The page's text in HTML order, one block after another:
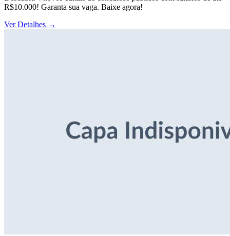
R$10.000! Garanta sua vaga. Baixe agora!
Ver Detalhes →